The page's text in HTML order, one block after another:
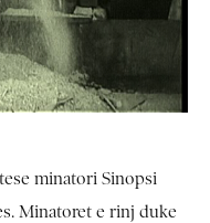
minatori Sinopsi
Minatoret e rinj duke